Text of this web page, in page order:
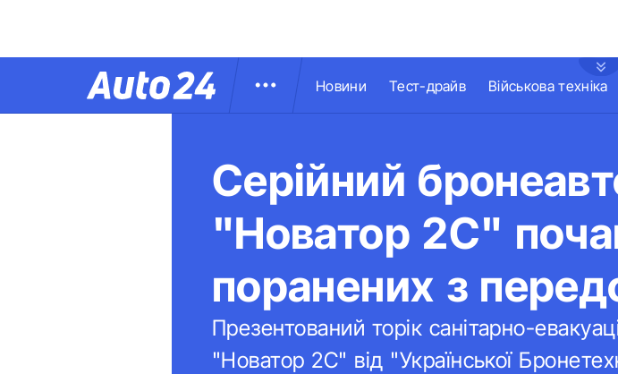
Новини Тест-драйв Військова техніка
Серійний
"Новатор 2С"
поранених з
Презентований торік санітарно-
"Новатор 2С" від "Української